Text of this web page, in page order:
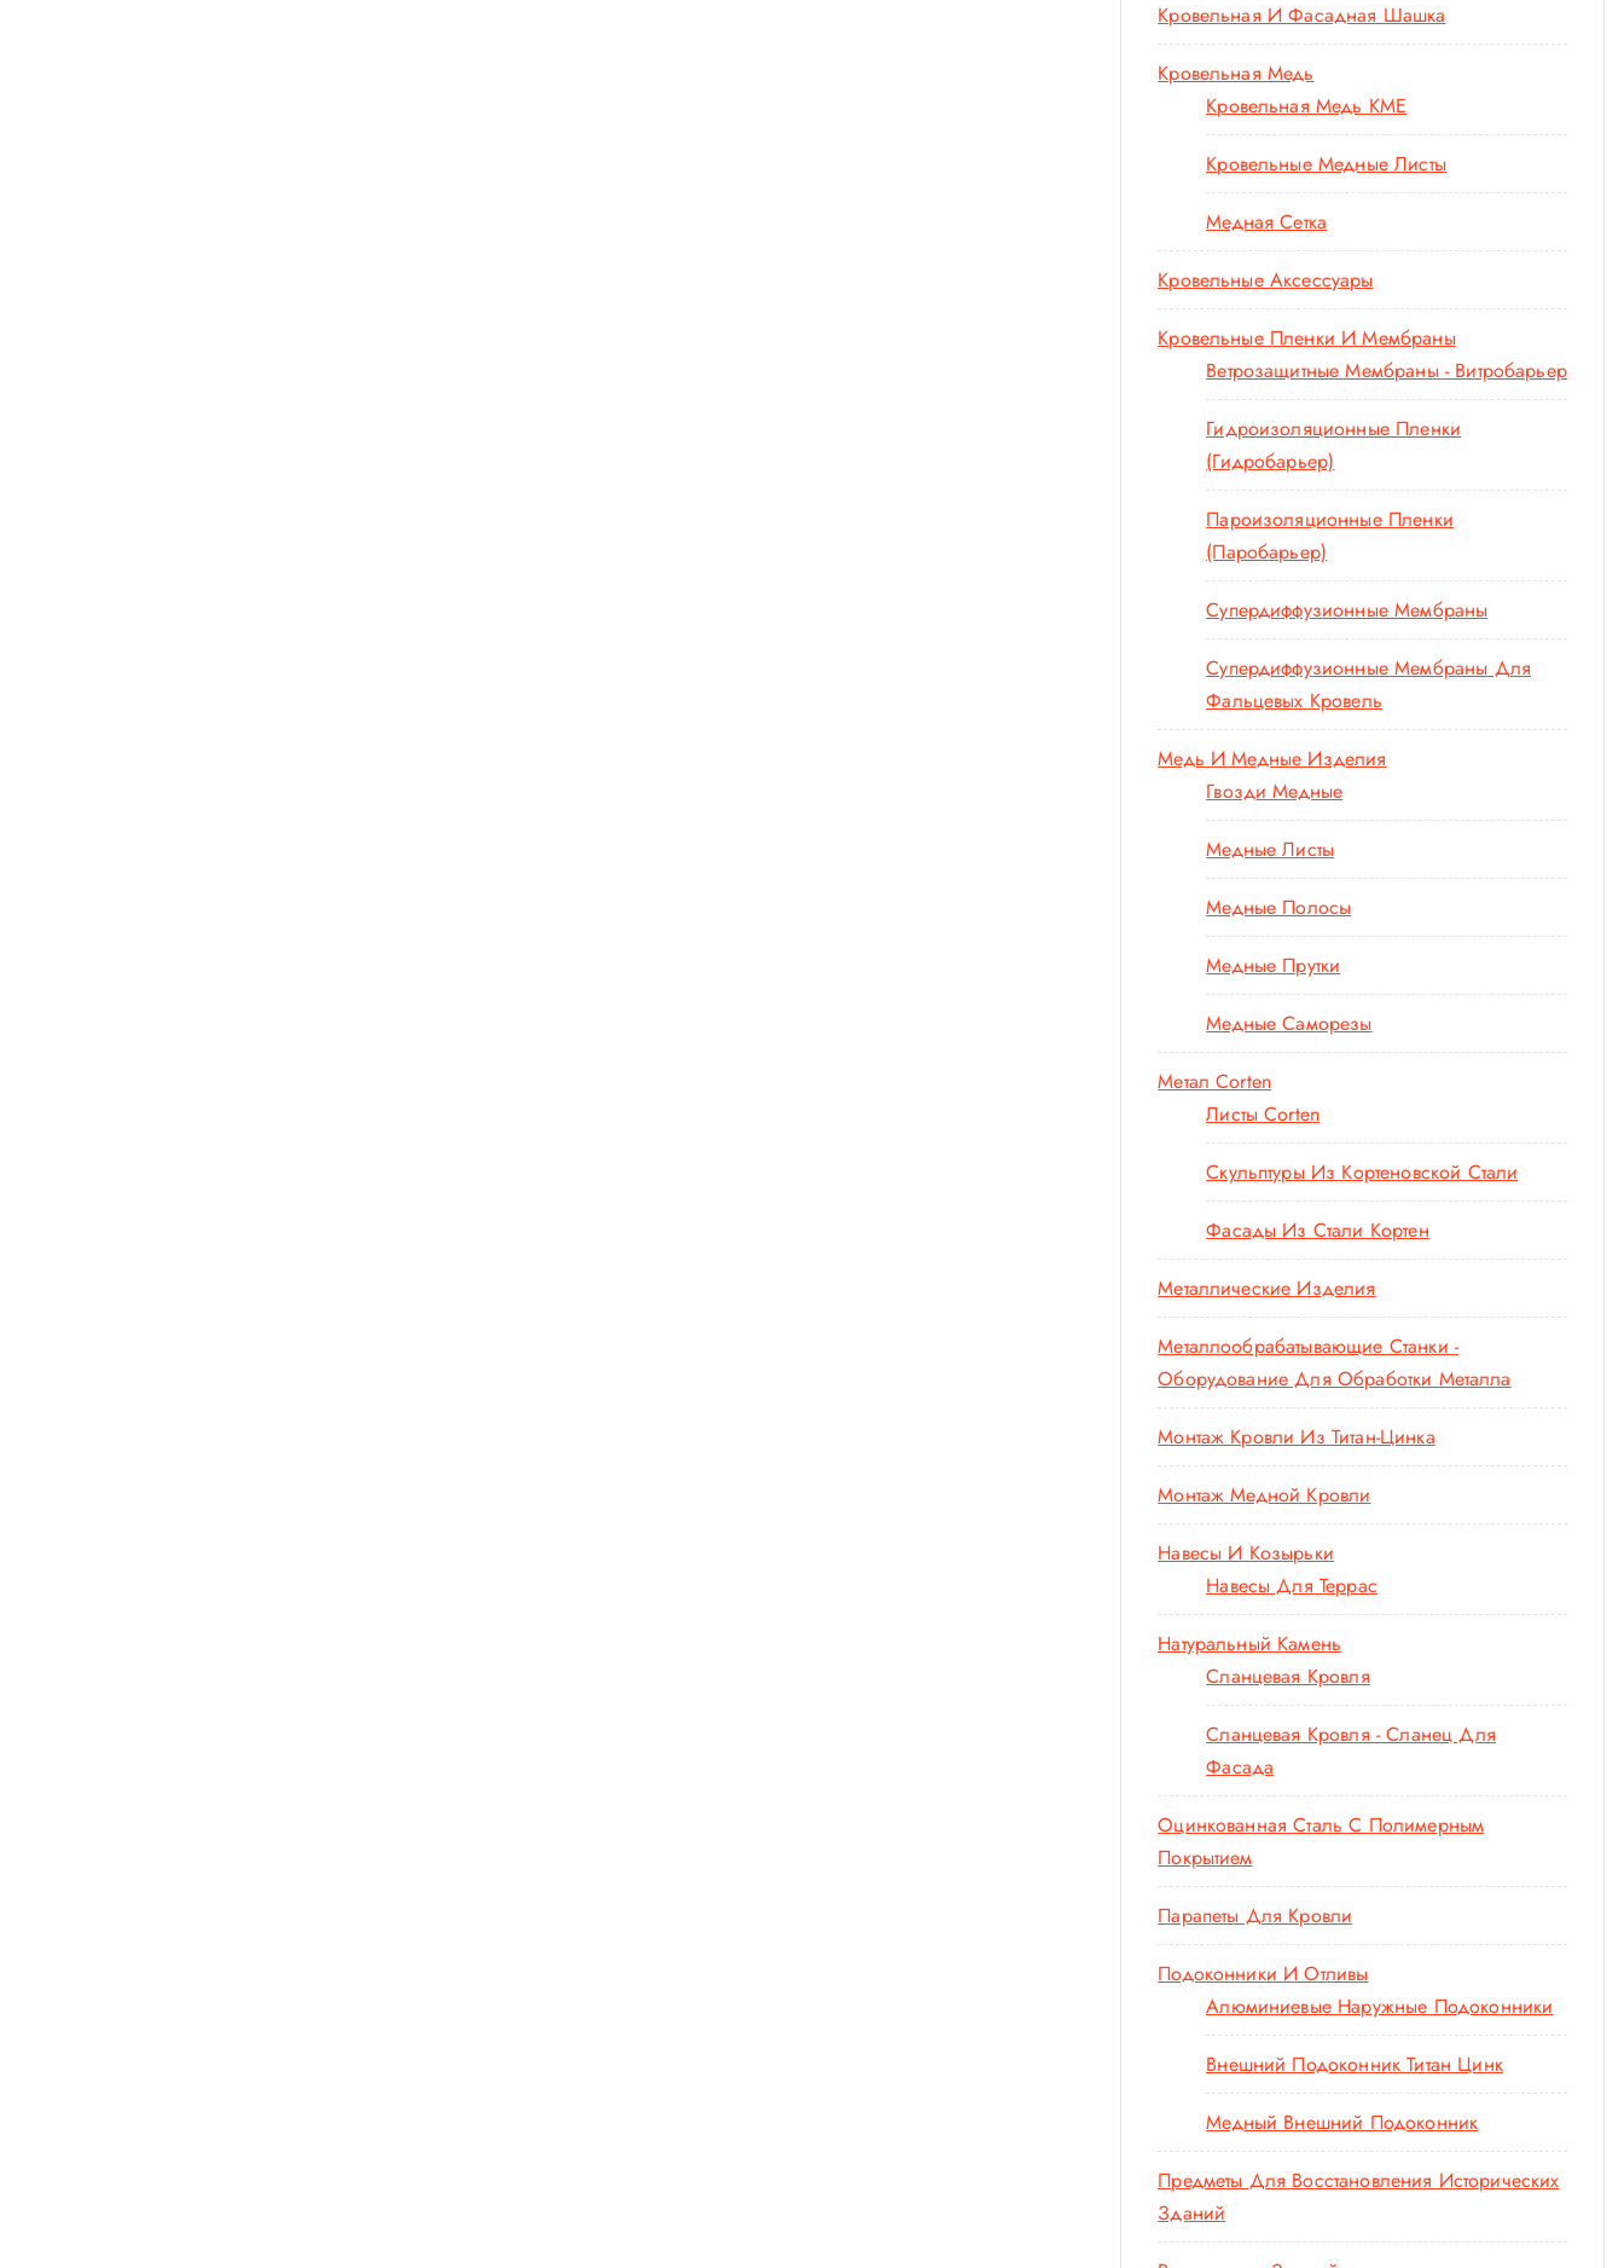
Кровельная И Фасадная Шашка
Кровельная Медь
Кровельная Медь KME
Кровельные Медные Листы
Медная Сетка
Кровельные Аксессуары
Кровельные Пленки И Мембраны
Ветрозащитные Мембраны - Витробарьер
Гидроизоляционные Пленки
(гидробарьер)
Пароизоляционные Пленки
(паробарьер)
Супердиффузионные Мембраны
Супердиффузионные Мембраны Для
Фальцевых Кровель
Медь И Медные Изделия
Гвозди Медные
Медные Листы
Медные Полосы
Медные Прутки
Медные Саморезы
Метал Corten
Листы Corten
Скульптуры Из Кортеновской Стали
Фасады Из Стали Кортен
Металлические Изделия
Металлообрабатывающие Станки -
Оборудование Для Обработки Металла
Монтаж Кровли Из Титан-Цинка
Монтаж Медной Кровли
Навесы И Козырьки
Навесы Для Террас
Натуральный Камень
Сланцевая Кровля
Сланцевая Кровля - Сланец Для
Фасада
Оцинкованная Сталь С Полимерным
Покрытием
Парапеты Для Кровли
Подоконники И Отливы
Алюминиевые Наружные Подоконники
Внешний Подоконник Титан Цинк
Медный Внешний Подоконник
Предметы Для Восстановления Исторических
Зданий